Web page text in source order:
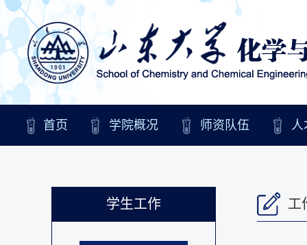
首页 学院概况 师资队伍 人
学生工作 工